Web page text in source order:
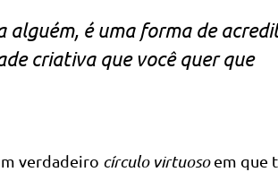
alguém, é uma forma de
criativa que você quer que
verdadeiro círculo virtuosoem que